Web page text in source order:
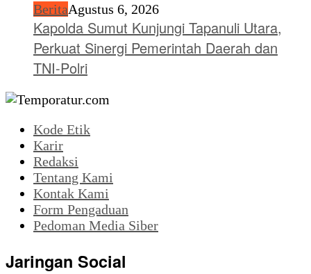
BeritaAgustus 6, 2026
Kapolda Sumut Kunjungi Tapanuli Utara,
Perkuat Sinergi Pemerintah Daerah dan
TNI-Polri
Kode Etik
Karir
Redaksi
Tentang Kami
Kontak Kami
Form Pengaduan
Pedoman Media Siber
Jaringan Social